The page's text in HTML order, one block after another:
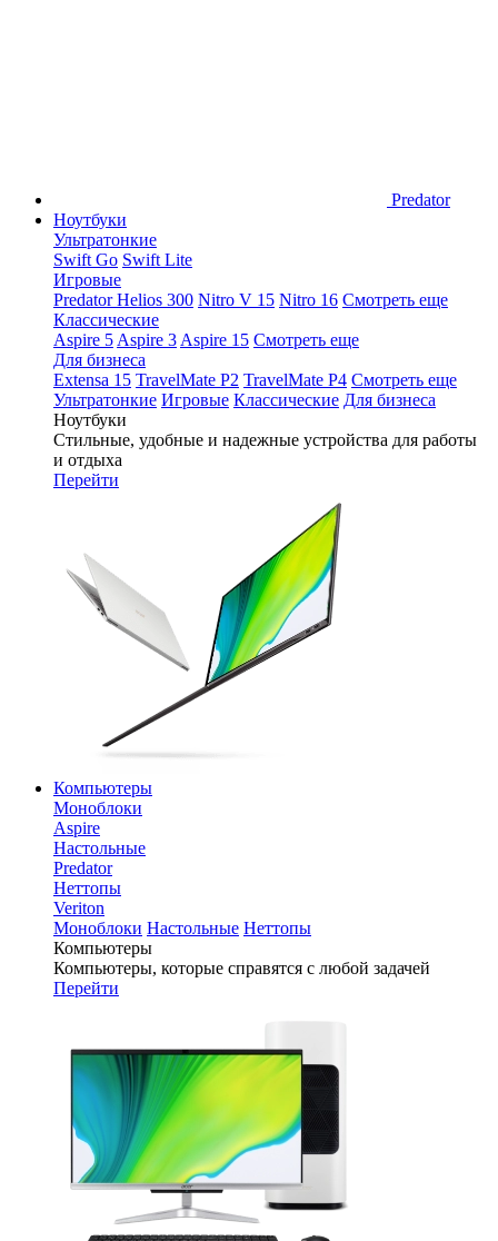
Predator
Ноутбуки
Ультратонкие
Swift Go Swift Lite
Игровые
Predator Helios 300 Nitro V 15 Nitro 16 Смотреть еще
Классические
Aspire 5 Aspire 3 Aspire 15 Смотреть еще
Для бизнеса
Extensa 15 TravelMate P2 TravelMate P4 Смотреть еще
Ультратонкие Игровые Классические Для бизнеса
Ноутбуки
Стильные, удобные и надежные устройства для работы
и отдыха
Перейти
Компьютеры
Моноблоки
Aspire
Настольные
Predator
Неттопы
Veriton
Моноблоки Настольные Неттопы
Компьютеры
Компьютеры, которые справятся с любой задачей
Перейти